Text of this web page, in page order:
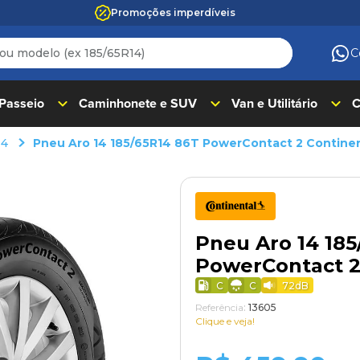
Promoções imperdíveis
(ex 185/65R14)
Caminhonete e SUV Van e Utilitário
Pneu Aro 14 185/65R14 86T PowerContact 2
Pneu Aro 14
PowerContact
C C 72dB
Referência: 13605
Clique e veja!